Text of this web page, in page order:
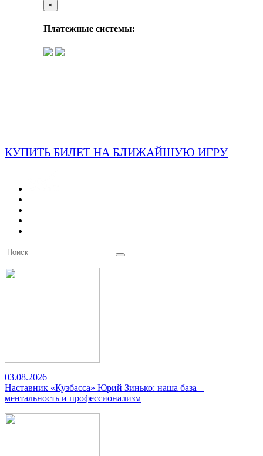
×
Платежные системы:
КУПИТЬ БИЛЕТ НА БЛИЖАЙШУЮ ИГРУ
03.08.2026
Наставник «Кузбасса» Юрий Зинько: наша база –
ментальность и профессионализм